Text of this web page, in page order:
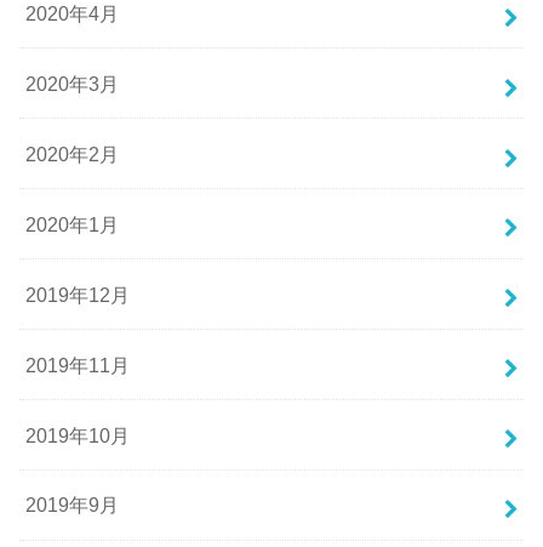
2020年4月
2020年3月
2020年2月
2020年1月
2019年12月
2019年11月
2019年10月
2019年9月